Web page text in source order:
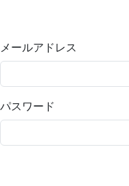
メールアドレス
パスワード